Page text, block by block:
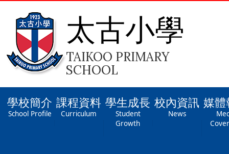
太古小學
TAIKOO PRIMARY
SCHOOL
學校簡介
School Profile
課程資料
Curriculum
學生成長
Student
Growth
校內資訊
News
媒